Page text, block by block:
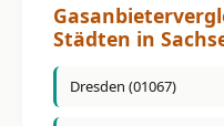
Städten in
Dresden (01067)